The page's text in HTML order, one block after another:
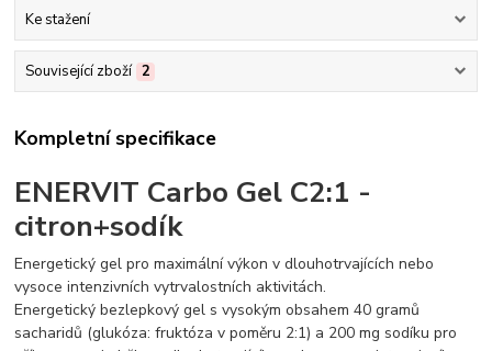
Ke stažení
Související zboží 2
Kompletní specifikace
ENERVIT Carbo Gel C2:1 -
citron+sodík
Energetický gel pro maximální výkon v dlouhotrvajících nebo
vysoce intenzivních vytrvalostních aktivitách.
Energetický bezlepkový gel s vysokým obsahem 40 gramů
sacharidů (glukóza: fruktóza v poměru 2:1) a 200 mg sodíku pro